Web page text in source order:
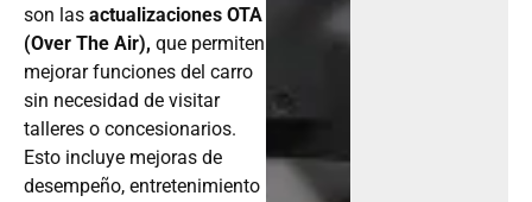
son las actualizaciones OTA
(Over The Air), que permiten
mejorar funciones del carro
sin necesidad de visitar
talleres o concesionarios.
Esto incluye mejoras de
desempeño, entretenimiento